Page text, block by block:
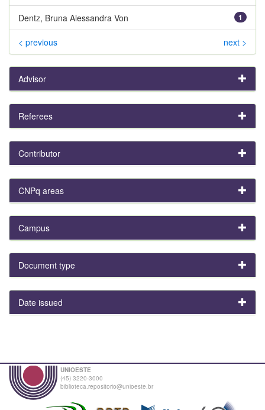
1
Dentz, Bruna Alessandra Von
< previous next >
Advisor
Referees
Contributor
CNPq areas
Campus
Document type
Date issued
UNIOESTE
(45) 3220-3000
biblioteca.repositorio@unioeste.br